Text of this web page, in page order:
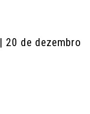
| 20 de dezembro